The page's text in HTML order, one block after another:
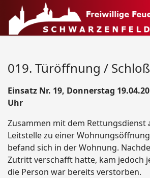
019. Türöffnung /
Einsatz Nr. 19, Donnerstag
Uhr
Zusammen mit dem Rettungsdienst
Leitstelle zu einer
befand sich in der Wohnung.
Zutritt verschafft hatte, kam jedoch
die Person war bereits verstorben.